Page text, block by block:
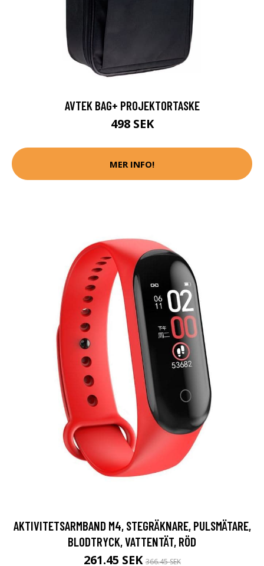
AVTEK BAG+ PROJEKTORTASKE
498 SEK
MER INFO!
AKTIVITETSARMBAND M4, STEGRÄKNARE, PULSMÄTARE,
BLODTRYCK, VATTENTÄT, RÖD
261.45 SEK366.45 SEK